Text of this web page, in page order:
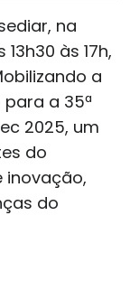
na
às 17h,
a
a 35ª
2025, um
do
inovação,
do